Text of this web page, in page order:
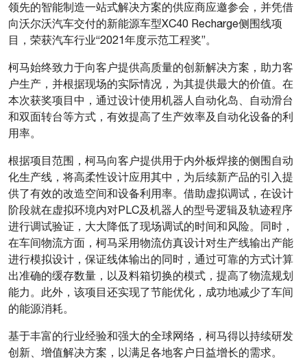
领先的智能制造一站式解决方案的供应商应邀参会，并凭借
向沃尔沃汽车交付的新能源车型XC40 Recharge侧围线项
目，荣获汽车行业“2021年度示范工程奖”。
柯马始终致力于向客户提供高质量的创新解决方案，助力客
户生产，并根据现场的实际情况，为其提供最大的价值。在
本次获奖项目中，通过设计使用机器人自动化岛、自动滑台
和双面转台等方式，有效提高了生产效率及自动化设备的利
用率。
根据项目范围，柯马向客户提供用于内外板焊接的侧围自动
化生产线，将高柔性设计应用其中，为后续新产品的引入提
供了有效的改造空间和设备利用率。借助虚拟调试，在设计
阶段就在虚拟环境内对PLC及机器人的型号逻辑及轨迹程序
进行调试验证，大大降低了现场调试的时间和风险。同时，
在车间物流方面，柯马采用物流仿真设计对生产线输出产能
进行模拟设计，保证线体输出的同时，通过可靠的方式计算
出准确的缓存数量，以及料箱切换的模式，提高了物流规划
能力。此外，该项目还实现了节能优化，成功地减少了车间
的能源消耗。
基于丰富的行业经验和强大的全球网络，柯马得以持续研发
创新、增值解决方案，以满足各地客户日益增长的需求。